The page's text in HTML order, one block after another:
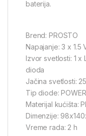
baterija.
Brend: PROSTO
Napajanje: 3 x 1.5
Izvor svetlosti: 1 x
dioda
Jačina svetlosti:
Tip diode:
Materijal kućišta:
Dimenzije:
Vreme rada: 2 h